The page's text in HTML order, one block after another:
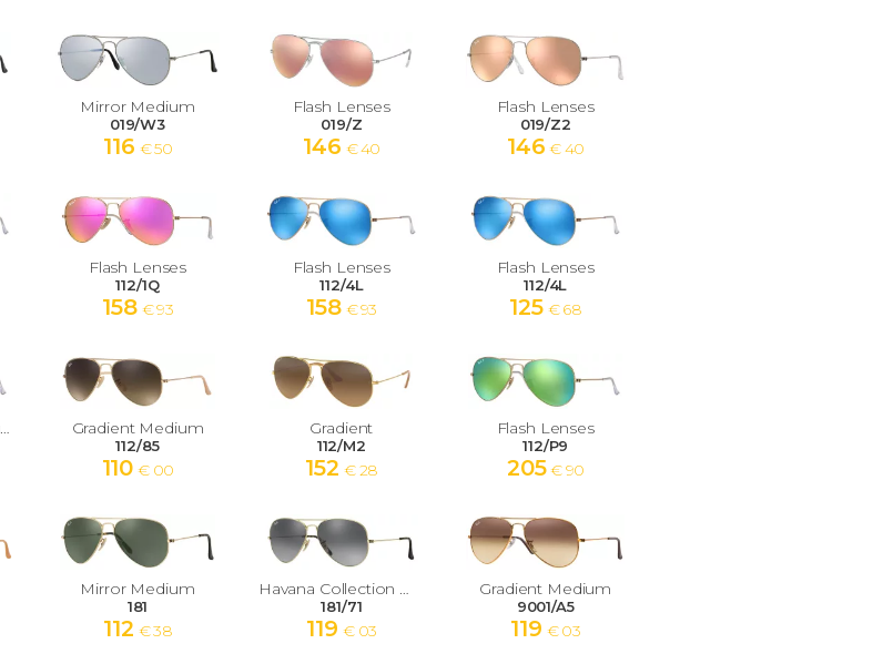
Mirror Medium
019/W3
116 € 50
Flash Lenses
019/Z
146 € 40
Flash Lenses
019/Z2
146 € 40
Flash Lenses
112/1Q
158 € 93
Flash Lenses
112/4L
158 € 93
Flash Lenses
112/4L
125 € 68
Flash Lenses Medium Gradient Medium
112/85
110 € 00
Gradient
112/M2
152 € 28
Flash Lenses
112/P9
205 € 90
Mirror Medium
181
112 € 38
Havana Collection Medium
181/71
119 € 03
Gradient Medium
9001/A5
119 € 03